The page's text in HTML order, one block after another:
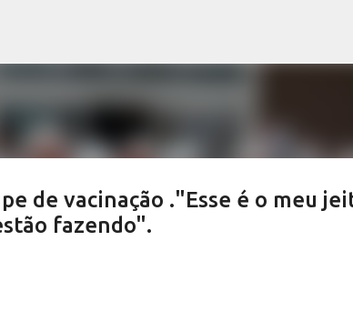
de vacinação ."Esse é o meu
fazendo".